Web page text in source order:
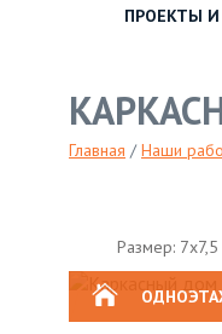
ПРОЕКТЫ
Главная /Наши
Размер: 7х7,5